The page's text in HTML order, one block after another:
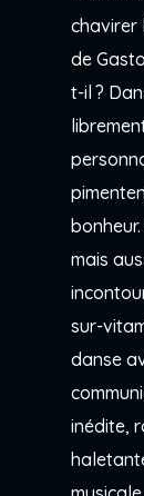
chavirer
de
t-il ?
mais
sur-
danse
inédite,